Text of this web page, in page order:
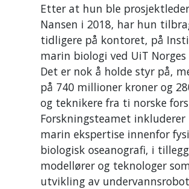
Etter at hun ble
Nansen i 2018, har hun
tidligere på kontoret, på
marin biologi ved UiT
Det er nok å holde styr på,
på 740 millioner kroner og
og teknikere fra ti norske
Forskningsteamet
marin ekspertise innenfor
biologisk oseanografi, i
modellører og teknologer
utvikling av